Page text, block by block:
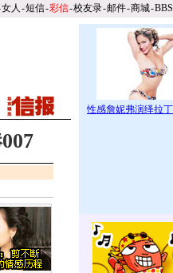
女人 -短信-彩信-校友录-邮件-商城-BBS